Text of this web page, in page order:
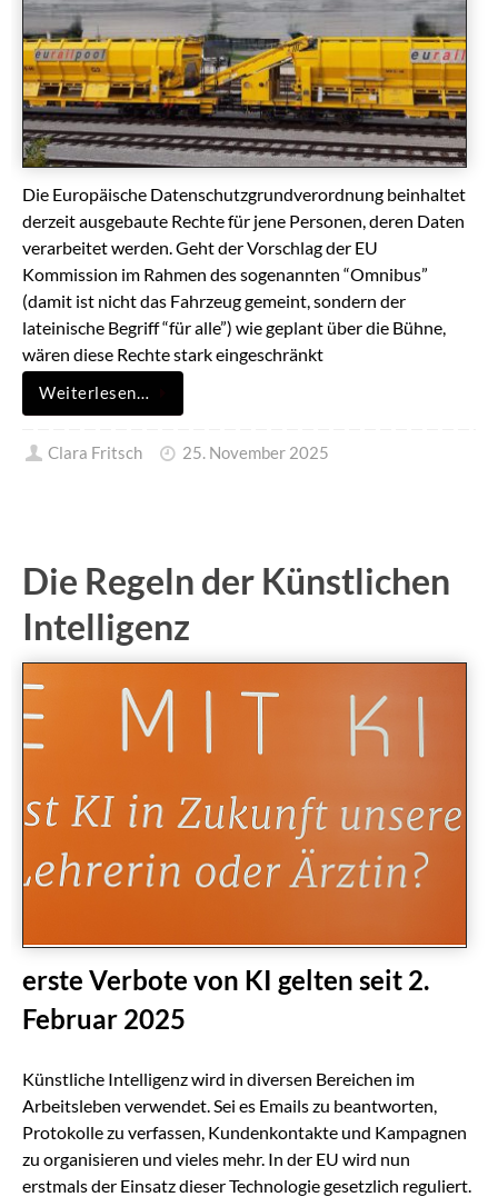
Die Europäische Datenschutzgrundverordnung beinhaltet
derzeit ausgebaute Rechte für jene Personen, deren Daten
verarbeitet werden. Geht der Vorschlag der EU
Kommission im Rahmen des sogenannten “Omnibus”
(damit ist nicht das Fahrzeug gemeint, sondern der
lateinische Begriff “für alle”) wie geplant über die Bühne,
wären diese Rechte stark eingeschränkt
Weiterlesen…
Clara Fritsch 25. November 2025
Die Regeln der Künstlichen
Intelligenz
erste Verbote von KI gelten seit 2.
Februar 2025
Künstliche Intelligenz wird in diversen Bereichen im
Arbeitsleben verwendet. Sei es Emails zu beantworten,
Protokolle zu verfassen, Kundenkontakte und Kampagnen
zu organisieren und vieles mehr. In der EU wird nun
erstmals der Einsatz dieser Technologie gesetzlich reguliert.